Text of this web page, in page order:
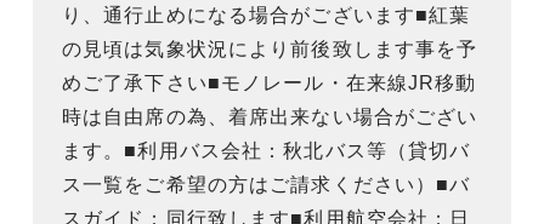
り、通行止めになる場合がございます■紅葉
の見頃は気象状況により前後致します事を予
めご了承下さい■モノレール・在来線JR移動
時は自由席の為、着席出来ない場合がござい
ます。■利用バス会社：秋北バス等（貸切バ
ス一覧をご希望の方はご請求ください）■バ
スガイド：同行致します■利用航空会社：日